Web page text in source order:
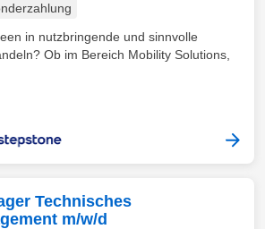
in nutzbringende und sinnvolle
Ob im Bereich Mobility Solutions,
Technisches
m/w/d